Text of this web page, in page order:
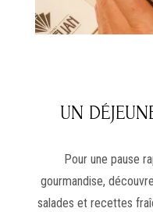
UN
Pour une pause
gourmandise,
salades et recettes